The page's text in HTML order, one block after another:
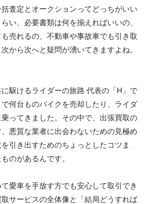
査定とオークションってどっちがいい
い、必要書類は何を揃えればいいの、
売れるの、不動車や事故車でも引き取
から次へと疑問が湧いてきますよね。
駆けるライダーの旅路 代表の「H」で
何台ものバイクを売却したり、ライダ
ってきました。その中で、出張買取の
悪質な業者に出会わないための見極め
引き出すためのちょっとしたコツま
のがあるんです。
愛車を手放す方でも安心して取引でき
サービスの全体像と「結局どうすれば